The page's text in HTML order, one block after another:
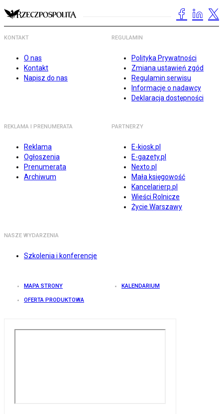
KONTAKT
O nas
Kontakt
Napisz do nas
REGULAMIN
Polityka Prywatności
Zmiana ustawień zgód
Regulamin serwisu
Informacje o nadawcy
Deklaracja dostępności
REKLAMA I PRENUMERATA
Reklama
Ogłoszenia
Prenumerata
Archiwum
PARTNERZY
E-kiosk.pl
E-gazety.pl
Nexto.pl
Mała księgowość
Kancelarierp.pl
Wieści Rolnicze
Życie Warszawy
NASZE WYDARZENIA
Szkolenia i konferencje
MAPA STRONY KALENDARIUM
OFERTA PRODUKTOWA